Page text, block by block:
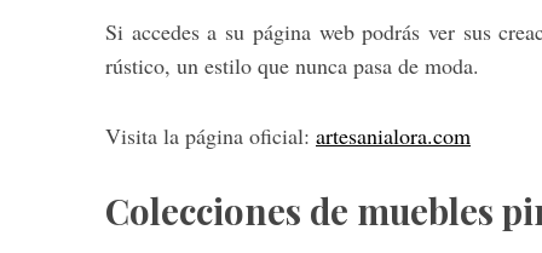
Si accedes a su página web podrás ver sus
rústico, un estilo que nunca pasa de moda.
Visita la página oficial: artesanialora.com
Colecciones de muebles